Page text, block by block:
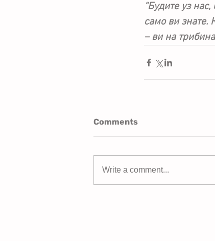
“Будите уз
само ви знате.
– ви на
Comments
Write a comment...